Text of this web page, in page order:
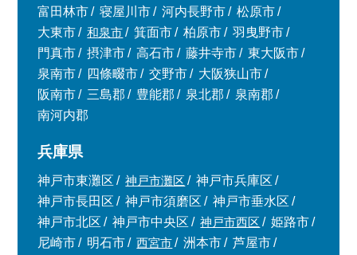
富田林市
寝屋川市 河内長野市
松原市
大東市
和泉市 箕面市 柏原市
羽曳野市
門真市
摂津市 高石市 藤井寺市
東大阪市
泉南市
四條畷市 交野市
大阪狭山市
阪南市
三島郡 豊能郡 泉北郡
泉南郡
南河内郡
兵庫県
神戸市東灘区 神戸市灘区
神戸市兵庫区
神戸市長田区
神戸市須磨区
神戸市垂水区
神戸市北区
神戸市中央区 神戸市西区
姫路市
尼崎市
明石市 西宮市 洲本市
芦屋市